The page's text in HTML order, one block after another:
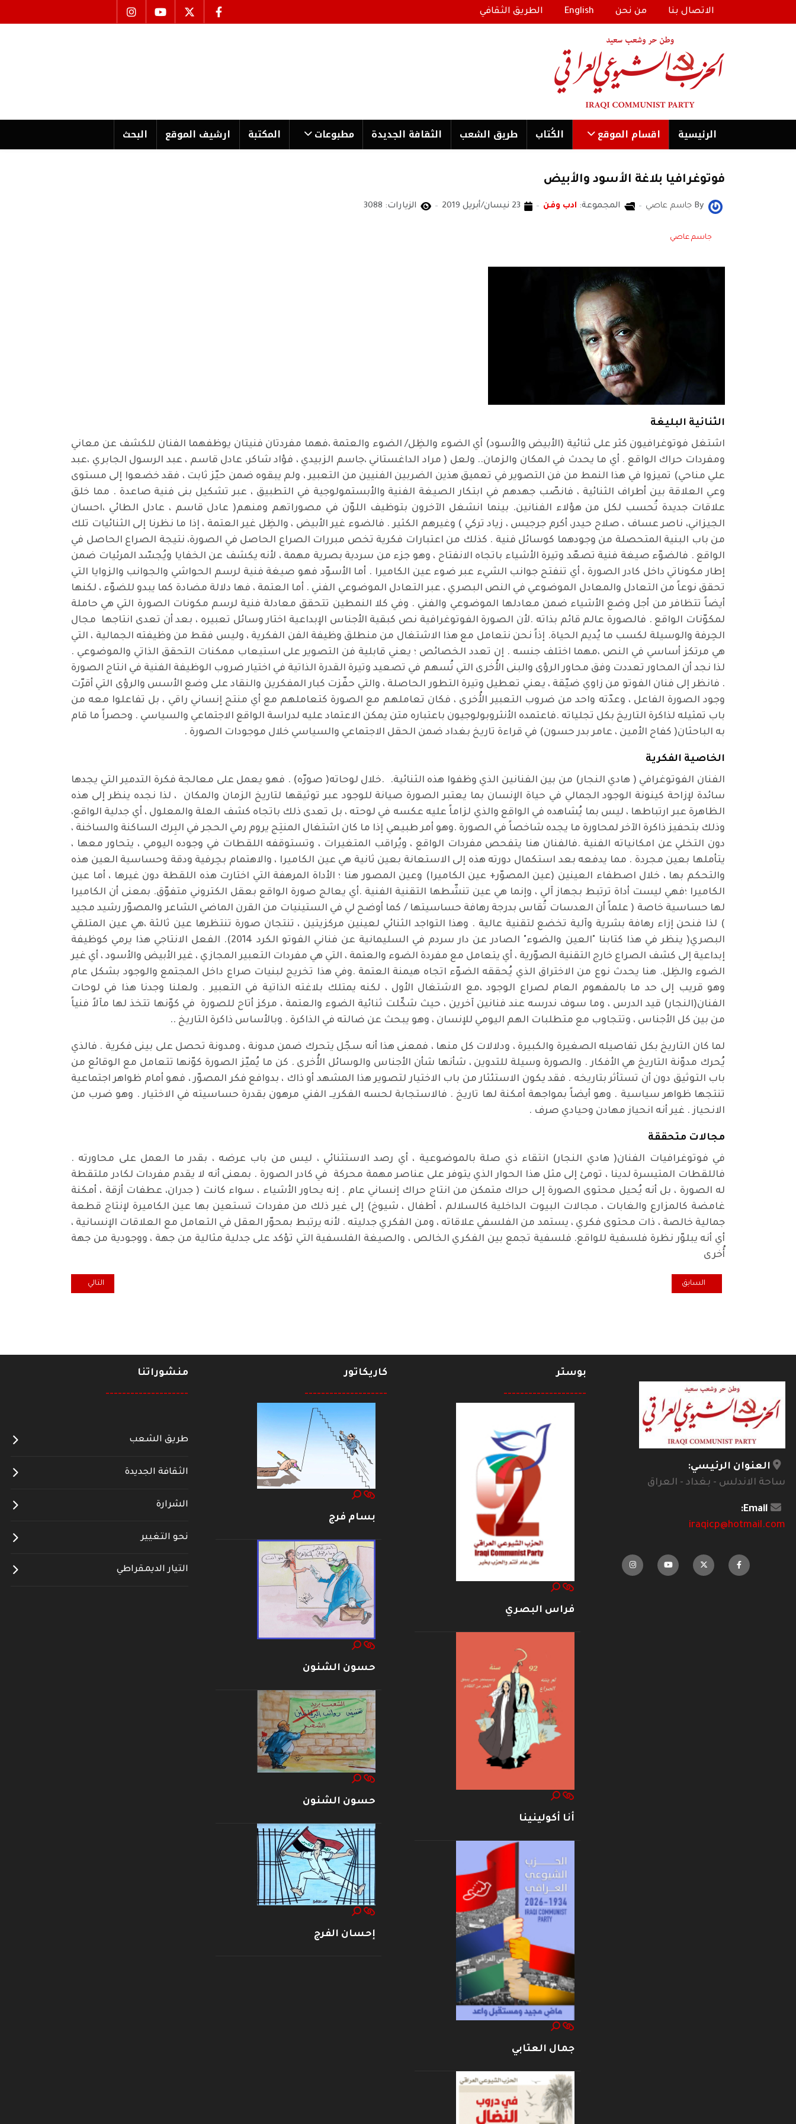
الاتصال بنا من نحن English الطريق الثقافي
الرئیسية اقسام الموقع الكُتاب طریق الشعب الثقافة الجدیدة مطبوعات المكتبة ارشیف الموقع البحث
فوتوغرافيا بلاغة الأسود والأبيض
By جاسم عاصي المجموعة: ادب وفن 23 نيسان/أبريل 2019 الزيارات: 3088
جاسم عاصي
الثنائية البليغة
اشتغل فوتوغرافيون كثر على ثنائية (الأبيض والأسود) أي الضوء والظِل/ الضوء والعتمة ،فهما مفردتان فنيتان يوظفهما الفنان للكشف عن معاني
ومفردات حراك الواقع . أي ما يحدث في المكان والزمان.. ولعل ( مراد الداغستاني ،جاسم الزبيدي ، فؤاد شاكر، عادل قاسم ، عبد الرسول الجابري ،عبد
علي مناحي) تميزوا في هذا النمط من فن التصوير في تعميق هذين الضربين الفنيين من التعبير ، ولم يبقوه ضمن حيّز ثابت ، فقد خضعوا إلى مستوى
وعي العلاقة بين أطراف الثنائية ، فانصّب جهدهم في ابتكار الصيغة الفنية والأبستمولوجية في التطبيق ، عبر تشكيل بنى فنية صاعدة . مما خلق
علاقات جديدة تُحسب لكل من هؤلاء الفنانين. بينما انشغل الآخرون بتوظيف اللوّن في مصوراتهم ومنهم( عادل قاسم ، عادل الطائي ،احسان
الجيزاني، ناصر عساف ، صلاح حيدر، أكرم جرجيس ، زياد تركي ) وغيرهم الكثير . فالضوء غير الأبيض ، والظِل غير العتمة ، إذا ما نظرنا إلى الثنائيات تلك
من باب البنية المتحصلة من وجودهما كوسائل فنية . كذلك من اعتبارات فكرية تخص مبررات الصراع الحاصل في الصورة، نتيجة الصراع الحاصل في
الواقع . فالضوّء صيغة فنية تصعّد وتيرة الأشياء باتجاه الانفتاح ، وهو جزء من سردية بصرية مهمة ، لأنه يكشف عن الخفايا ويُجسّد المرئيات ضمن
إطار مكوناتي داخل كادر الصورة ، أي تنفتح جوانب الشيء عبر ضوء عين الكاميرا . أما الأسوّد فهو صيغة فنية لرسم الحواشي والجوانب والزوايا التي
تحقق نوعاً من التعادل والمعادل الموضوعي في النص البصري ، عبر التعادل الموضوعي الفني . أما العتمة ، فها دلالة مضادة كما يبدو للضوّء ، لكنها
أيضاً تتظافر من أجل وضع الأشياء ضمن معادلها الموضوعي والفني . وفي كلا النمطين تتحقق معادلة فنية لرسم مكونات الصورة التي هي حاملة
لمكوّنات الواقع . فالصورة عالم قائم بذاته .لأن الصورة الفوتوغرافية نص كبقية الأجناس الإبداعية اختار وسائل تعبيره ، بعد أن تعدى انتاجها مجال
الحِرفة والوسيلة لكسب ما يُديم الحياة. إذاً نحن نتعامل مع هذا الاشتغال من منطلق وظيفة الفن الفكرية ، وليس فقط من وظيفته الجمالية ، التي
هي مرتكز أساسي في النص ،مهما اختلف جنسه . إن تعدد الخصائص ؛ يعني قابلية فن التصوير على استيعاب ممكنات التحقق الذاتي والموضوعي .
لذا نجد أن المحاور تعددت وفق محاور الرؤى والبنى الأُخرى التي تُسهم في تصعيد وتيرة القدرة الذاتية في اختيار ضروب الوظيفة الفنية في انتاج الصورة
. فانظر إلى فنان الفوتو من زاوي ضيّقة ، يعني تعطيل وتيرة التطور الحاصلة ، والتي حفّزت كبار المفكرين والنقاد على وضع الأسس والرؤى التي أقرّت
وجود الصورة الفاعل ، وعدّته واحد من ضروب التعبير الأُخرى ، فكان تعاملهم مع الصورة كتعاملهم مع أي منتج إنساني راقي ، بل تفاعلوا معه من
باب تمثيله لذاكرة التاريخ بكل تجلياته .فاعتمده الأنثروبولوجيون باعتباره متن يمكن الاعتماد عليه لدراسة الواقع الاجتماعي والسياسي . وحصراً ما قام
به الباحثان( كفاح الأمين ، عامر بدر حسون) في قراءة تاريخ بغداد ضمن الحقل الاجتماعي والسياسي خلال موجودات الصورة .
الخاصية الفكرية
الفنان الفوتوغرافي ( هادي النجار) من بين الفنانين الذي وظفوا هذه الثنائية. .خلال لوحاته( صورّه) . فهو يعمل على معالجة فكرة التدمير التي يجدها
سائدة لإزاحة كينونة الوجود الجمالي في حياة الإنسان بما يعتبر الصورة صيانة للوجود عبر توثيقها لتاريخ الزمان والمكان ، لذا نجده ينظر إلى هذه
الظاهرة عبر ارتباطها ، ليس بما يُشاهده في الواقع والذي لزاماً عليه عكسه في لوحته ، بل تعدى ذلك باتجاه كشف العلة والمعلول ، أي جدلية الواقع،
وذلك بتحفيز ذاكرة الآخر لمحاورة ما يجده شاخصاً في الصورة .وهو أمر طبيعي إذا ما كان اشتغال المنتِج يروم رمي الحجر في البِرك الساكنة والساخنة ،
دون التخلي عن امكانياته الفنية .فالفنان هنا يتفحص مفردات الواقع ، ويُراقب المتغيرات ، وتستوقفه اللقطات في وجوده اليومي ، يتحاور معها ،
يتأملها بعين مجردة . مما يدفعه بعد استكمال دورته هذه إلى الاستعانة بعين ثانية هي عين الكاميرا ، والاهتمام بحِرفية ودقة وحساسية العين هذه
والتحكم بها ، خلال اصطفاء العينين (عين المصوّر+ عين الكاميرا) وعين المصور هنا ؛ الأداة المرهفة التي اختارت هذه اللقطة دون غيرها ، أما عين
الكاميرا ؛فهي ليست أداة ترتبط بجهاز آلي ، وإنما هي عين تنشّطها التقنية الفنية .أي يعالج صورة الواقع بعقل الكتروني متفوّق. بمعنى أن الكاميرا
لها حساسية خاصة ( علماً أن العدسات تُقاس بدرجة رهافة حساسيتها / كما أوضح لي في الستينيات من القرن الماضي الشاعر والمصوّر رشيد مجيد
) لذا فنحن إزاء رهافة بشرية وآلية تخضع لتقنية عالية . وهذا التواجد الثنائي لعينين مركزيتين ، تنتجان صورة تنتظرها عين ثالثة ،هي عين المتلقي
البصري( ينظر في هذا كتابنا "العين والضوء" الصادر عن دار سردم في السليمانية عن فناني الفوتو الكرد 2014). الفعل الانتاجي هذا يرمي كوظيفة
إبداعية إلى كشف الصراع خارج التقنية الصوّرية ، أي يتعامل مع مفردة الضوء والعتمة ، التي هي مفردات التعبير المجازي ، غير الأبيض والأسود ، أي غير
الضوء والظِل. هنا يحدث نوع من الاختراق الذي يُحققه الضوّء اتجاه هيمنة العتمة .وفي هذا تخريج لبنيات صراع داخل المجتمع والوجود بشكل عام
وهو قريب إلى حد ما بالمفهوم العام لصراع الوجود ،مع الاشتغال الأول ، لكنه يمتلك بلاغته الذاتية في التعبير . ولعلنا وجدنا هذا في لوحات
الفنان(النجار) قيد الدرس ، وما سوف ندرسه عند فنانين آخرين ، حيث شكّلت ثنائية الضوء والعتمة ، مركز أتاح للصورة في كوّنها تتخذ لها مآلاً فنياً
من بين كل الأجناس ، وتتجاوب مع متطلبات الهم اليومي للإنسان ، وهو يبحث عن ضالته في الذاكرة . وبالأساس ذاكرة التاريخ ..
لما كان التاريخ بكل تفاصيله الصغيرة والكبيرة ، ودلالات كل منها ، فمعنى هذا أنه سجّل يتحرك ضمن مدونة ، ومدونة تحصل على بينى فكرية . فالذي
يُحرك مدوّنة التاريخ هي الأفكار . والصورة وسيلة للتدوين ، شأنها شأن الأجناس والوسائل الأُخرى . كن ما يُميّز الصورة كوّنها تتعامل مع الوقائع من
باب التوثيق دون أن تستأثر بتاريخه . فقد يكون الاستئثار من باب الاختيار لتصوير هذا المشهد أو ذاك ، بدوافع فكر المصوّر ، فهو أمام ظواهر اجتماعية
تنتجها ظواهر سياسية . وهو أيضاً بمواجهة أمكنة لها تاريخ . فالاستجابة لحسه الفكريــ الفني مرهون بقدرة حساسيته في الاختيار . وهو ضرب من
الانحياز . غير أنه انحياز مهادن وحيادي صرف .
مجالات متحققة
في فوتوغرافيات الفنان( هادي النجار) انتقاء ذي صلة بالموضوعية ، أي رصد الاستثنائي ، ليس من باب عرضه ، بقدر ما العمل على محاورته .
فاللقطات المتيسرة لدينا ، تومئ إلى مثل هذا الحوار الذي يتوفر على عناصر مهمة محركة في كادر الصورة . بمعنى أنه لا يقدم مفردات لكادر ملتقطة
له الصورة ، بل أنه يُحيل محتوى الصورة إلى حراك متمكن من انتاج حراك إنساني عام . إنه يحاور الأشياء ، سواء كانت ( جدران، عطفات أزقة ، أمكنة
غامضة كالمزارع والغابات ، مجالات البيوت الداخلية كالسلالم ، أطفال ، شيوخ) إلى غير ذلك من مفردات تستعين بها عين الكاميرة لإنتاج قطعة
جمالية خالصة ، ذات محتوى فكري ، يستمد من الفلسفي علاقاته ، ومن الفكري جدليته . لأنه يرتبط بمحوّر العقل في التعامل مع العلاقات الإنسانية ،
أي أنه يبلوّر نظرة فلسفية للواقع. فلسفية تجمع بين الفكري الخالص ، والصيغة الفلسفية التي تؤكد على جدلية مثالية من جهة ، ووجودية من جهة
أُخرى
المقال السابق: معجم الشعراء الشعبيين في الحلة صورة توثيقية رائدة
السابق المقال التالي: الانتقال إلى قصيدة
التالي
العنوان الرئيسي:
ساحة الاندلس - بغداد - العراق
Email:
iraqicp@hotmail.com
بوستر
--------------------
فراس البصري
أنا أكولينينا
جمال العتابي
كاريكاتور
--------------------
بسام فرج
حسون الشنون
حسون الشنون
إحسان الفرج
منشوراتنا
--------------------
طريق الشعب
الثقافة الجديدة
الشرارة
نحو التغيير
التيار الديمقراطي